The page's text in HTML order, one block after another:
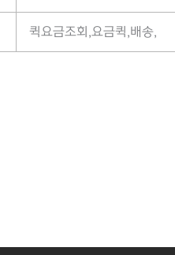
퀵요금조회,요금퀵,배송,